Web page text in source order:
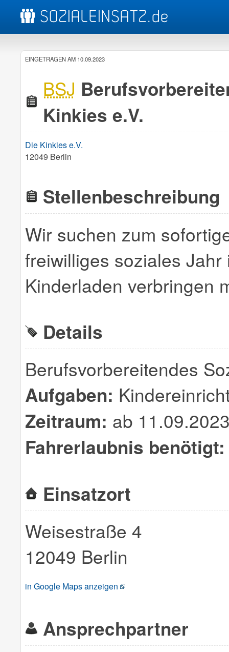
EINGETRAGEN AM 10.09.2023
BSJ
Kinkies e.V.
Die Kinkies e.V.
12049 Berlin
Stellenbeschreibung
Wir suchen zum
freiwilliges soziales
Kinderladen verbringen
Details
Berufsvorbereitendes
Aufgaben:
Zeitraum: ab
Fahrerlaubnis benötigt:
Einsatzort
Weisestraße 4
12049 Berlin
in Google Maps anzeigen
Ansprechpartner